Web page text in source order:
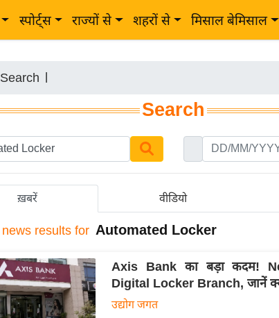
स्पोर्ट्स राज्यों से शहरों से मिसाल बेमिसाल
Search
Search
ख़बरें वीडियो
news results for Automated Locker
Axis Bank का बड़ा कदम!
Digital Locker Branch, जानें
उद्योग जगत